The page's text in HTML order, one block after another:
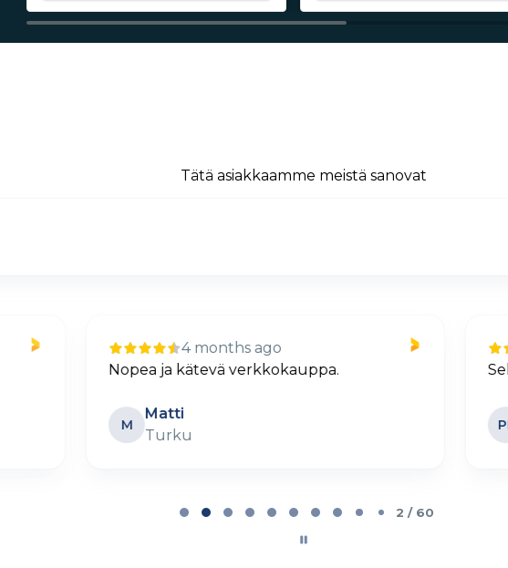
Tätä asiakkaamme meistä sanovat
11 days ago
Selkeä ja helppo tilaus
PL
Parainen
2 / 60